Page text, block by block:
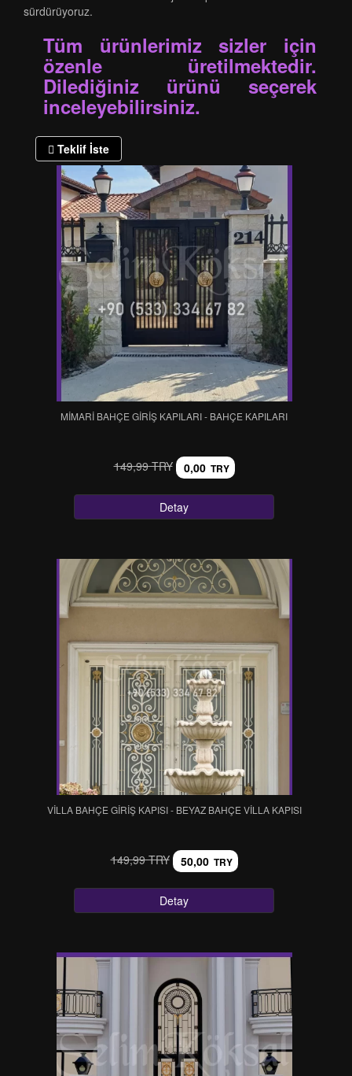
sürdürüyoruz.
Tüm ürünlerimiz sizler için
özenle üretilmektedir.
Dilediğiniz ürünü seçerek
inceleyebilirsiniz.
Teklif İste
MİMARİ BAHÇE GİRİŞ KAPILARI - BAHÇE KAPILARI
149,99 TRY 0,00 TRY
Detay
VİLLA BAHÇE GİRİŞ KAPISI - BEYAZ BAHÇE VİLLA KAPISI
149,99 TRY 50,00 TRY
Detay